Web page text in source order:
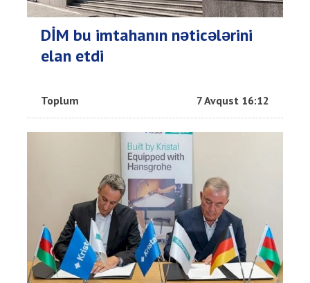
DİM bu imtahanın nəticələrini
elan etdi
Toplum 7 Avqust 16:12